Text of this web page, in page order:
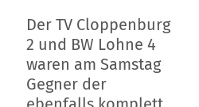
Der TV Cloppenburg
2 und BW Lohne 4
waren am Samstag
Gegner der